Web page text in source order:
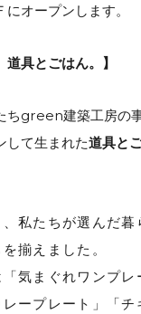
オープンします。
道具とごはん。】
ちgreen建築工房の
して生まれた道具と
私たちが選んだ暮
揃えました。
気まぐれワンプレ
レープレート」「チ